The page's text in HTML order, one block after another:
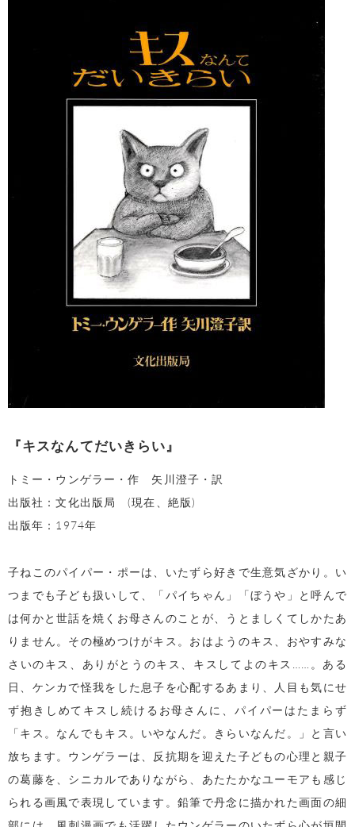
『キスなんてだいきらい』
トミー・ウンゲラー・作 矢川澄子・訳
出版社：文化出版局 (現在、絶版)
出版年：1974年
子ねこのパイパー・ポーは、いたずら好きで生意気ざかり。い
つまでも子ども扱いして、「パイちゃん」「ぼうや」と呼んで
は何かと世話を焼くお母さんのことが、うとましくてしかたあ
りません。その極めつけがキス。おはようのキス、おやすみな
さいのキス、ありがとうのキス、キスしてよのキス……。ある
日、ケンカで怪我をした息子を心配するあまり、人目も気にせ
ず抱きしめてキスし続けるお母さんに、パイパーはたまらず
「キス。なんでもキス。いやなんだ。きらいなんだ。」と言い
放ちます。ウンゲラーは、反抗期を迎えた子どもの心理と親子
の葛藤を、シニカルでありながら、あたたかなユーモアも感じ
られる画風で表現しています。鉛筆で丹念に描かれた画面の細